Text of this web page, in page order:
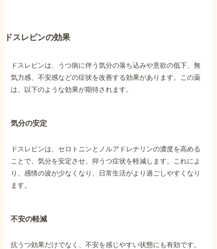
で受給相談をする
他社と何が違うの？
依頼する メリット
ドスレピンの効果
ドスレピンは、うつ病に伴う気分の落ち込みや意欲の低下、無
気力感、不安感などの症状を改善する効果があります。この薬
は、以下のような効果が期待されます。
気分の安定
ドスレピンは、セロトニンとノルアドレナリンの濃度を高める
ことで、気分を安定させ、抑うつ症状を軽減します。これによ
り、感情の波が少なくなり、日常生活がより過ごしやすくなり
ます。
不安の軽減
抗うつ効果だけでなく、不安を感じやすい状態にも有効です。